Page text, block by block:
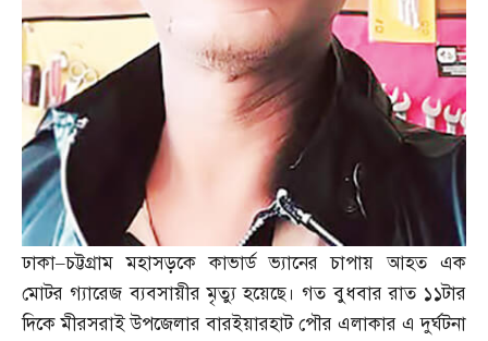
ঢাকা–চট্টগ্রাম মহাসড়কে কাভার্ড ভ্যানের চাপায় আহত এক
মোটর গ্যারেজ ব্যবসায়ীর মৃত্যু হয়েছে। গত বুধবার রাত ১১টার
দিকে মীরসরাই উপজেলার বারইয়ারহাট পৌর এলাকার এ দুর্ঘটনা